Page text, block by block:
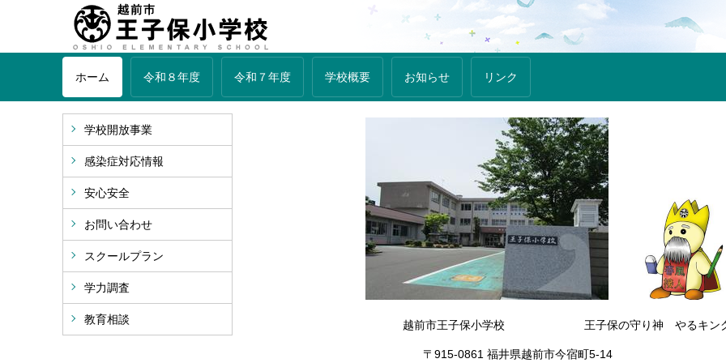
ホーム 令和８年度 令和７年度 学校概要 お知らせ リンク
学校開放事業
感染症対応情報
安心安全
お問い合わせ
スクールプラン
学力調査
教育相談 越前市王子保小学校 王子保の守り神 やるキン
〒915-0861 福井県越前市今宿町5-14